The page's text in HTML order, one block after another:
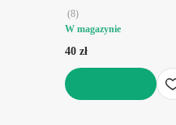
(8)
W magazynie
40 zł